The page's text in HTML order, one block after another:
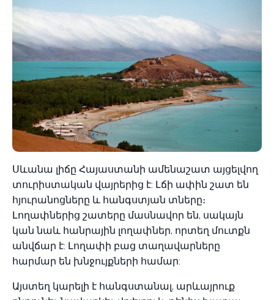
Սևանա լիճը Հայաստանի ամենաշատ այցելվող
տուրիստական ​​վայրերից է: Լճի ափին շատ են
հյուրանոցները և հանգստյան տները։
Լողափներից շատերը մասնավոր են, սակայն
կան նաև հանրային լողափներ, որտեղ մուտքն
անվճար է: Լողափի բաց տաղավարները
հարմար են խնջույքների համար:
Այստեղ կարելի է հանգստանալ, արևայրուք